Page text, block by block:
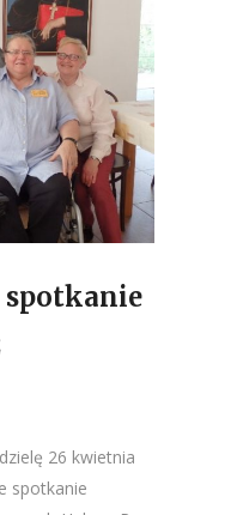
spotkanie
26 kwietnia
spotkanie